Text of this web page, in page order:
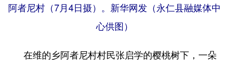
阿者尼村（7月4日摄）。新华网发（永仁县融媒体中
心供图）
在维的乡阿者尼村村民张启学的樱桃树下，一朵